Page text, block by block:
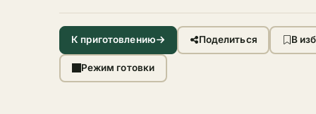
К приготовлению Поделиться В
Режим готовки